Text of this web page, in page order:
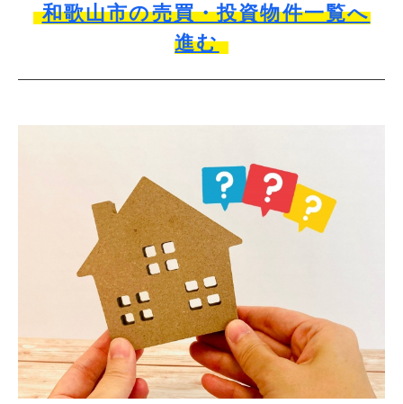
和歌山市の売買・投資物件一覧へ
進む